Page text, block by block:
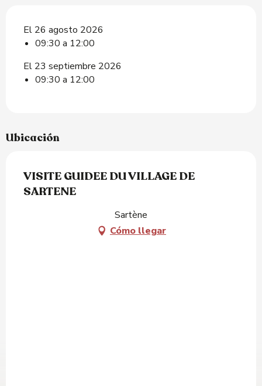
El 26 agosto 2026
09:30 a 12:00
El 23 septiembre 2026
09:30 a 12:00
Ubicación
VISITE GUIDEE DU VILLAGE DE
SARTENE
Sartène
Cómo llegar